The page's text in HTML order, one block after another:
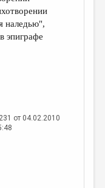
наледью",
эпиграфе
от 04.02.2010